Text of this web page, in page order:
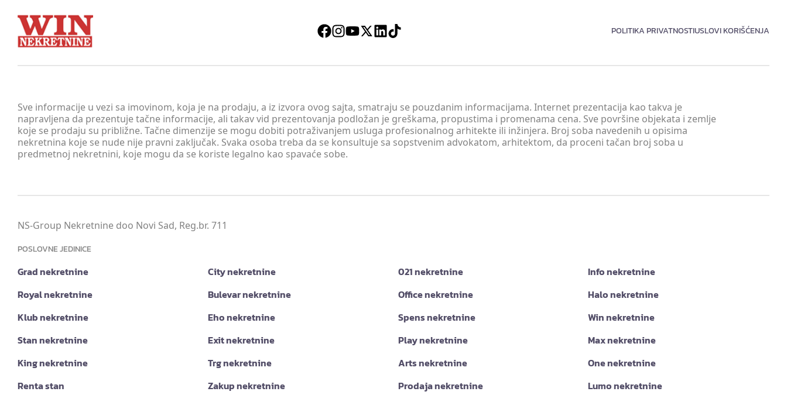
POLITIKA PRIVATNOSTIUSLOVI KORIŠĆENJA
Sve informacije u vezi sa imovinom, koja je na prodaju, a iz izvora ovog sajta, smatraju se pouzdanim informacijama. Internet prezentacija kao takva je
napravljena da prezentuje tačne informacije, ali takav vid prezentovanja podložan je greškama, propustima i promenama cena. Sve površine objekata i zemlje
koje se prodaju su približne. Tačne dimenzije se mogu dobiti potraživanjem usluga profesionalnog arhitekte ili inžinjera. Broj soba navedenih u opisima
nekretnina koje se nude nije pravni zaključak. Svaka osoba treba da se konsultuje sa sopstvenim advokatom, arhitektom, da proceni tačan broj soba u
predmetnoj nekretnini, koje mogu da se koriste legalno kao spavaće sobe.
NS-Group Nekretnine doo Novi Sad, Reg.br. 711
POSLOVNE JEDINICE
Grad nekretnine City nekretnine 021 nekretnine
Info nekretnine
Royal nekretnine
Bulevar nekretnine Office nekretnine
Halo nekretnine
Klub nekretnine
Eho nekretnine Spens nekretnine
Win nekretnine
Stan nekretnine
Exit nekretnine Play nekretnine
Max nekretnine
King nekretnine
Trg nekretnine Arts nekretnine
One nekretnine
Renta stan
Zakup nekretnine Prodaja nekretnine Lumo nekretnine